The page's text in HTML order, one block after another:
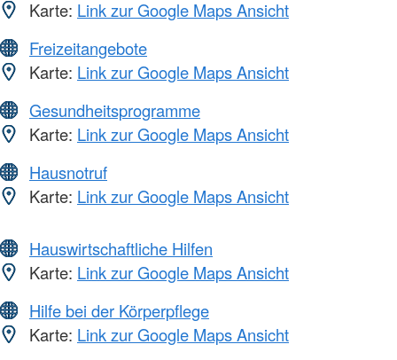
Karte: Link zur Google Maps Ansicht
Freizeitangebote
Karte: Link zur Google Maps Ansicht
Gesundheitsprogramme
Karte: Link zur Google Maps Ansicht
Hausnotruf
Karte: Link zur Google Maps Ansicht
Hauswirtschaftliche Hilfen
Karte: Link zur Google Maps Ansicht
Hilfe bei der Körperpflege
Karte: Link zur Google Maps Ansicht